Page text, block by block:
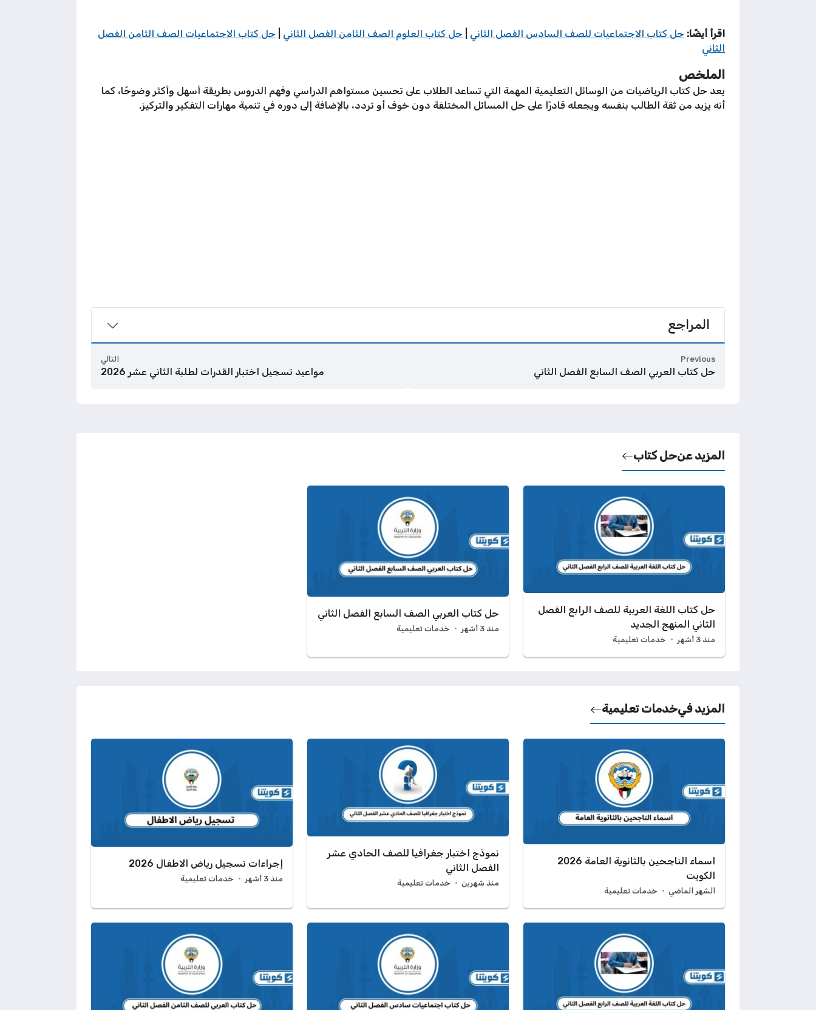
اقرأ أيضًا: حل كتاب الاجتماعيات للصف السادس الفصل الثاني حل كتاب العلوم الصف الثامن الفصل الثاني
حل كتاب الاجتماعيات الصف الثامن الفصل
الثاني
الملخص
يعد حل كتاب الرياضيات من الوسائل التعليمية المهمة التي تساعد الطلاب على تحسين مستواهم الدراسي وفهم الدروس بطريقة أسهل وأكثر وضوحًا، كما
أنه يزيد من ثقة الطالب بنفسه ويجعله قادرًا على حل المسائل المختلفة دون خوف أو تردد، بالإضافة إلى دوره في تنمية مهارات التفكير والتركيز.
المراجع
Previous
حل كتاب العربي الصف السابع الفصل الثاني
التالي
مواعيد تسجيل اختبار القدرات لطلبة الثاني عشر 2026
المزيد عنحل كتاب
حل كتاب اللغة العربية للصف الرابع الفصل
الثاني المنهج الجديد
منذ 3 أشهر خدمات تعليمية
حل كتاب العربي الصف السابع الفصل الثاني
منذ 3 أشهر خدمات تعليمية
المزيد فيخدمات تعليمية
اسماء الناجحين بالثانوية العامة 2026
الكويت
الشهر الماضي خدمات تعليمية
نموذج اختبار جغرافيا للصف الحادي عشر
الفصل الثاني
منذ شهرين خدمات تعليمية
إجراءات تسجيل رياض الاطفال 2026
منذ 3 أشهر خدمات تعليمية